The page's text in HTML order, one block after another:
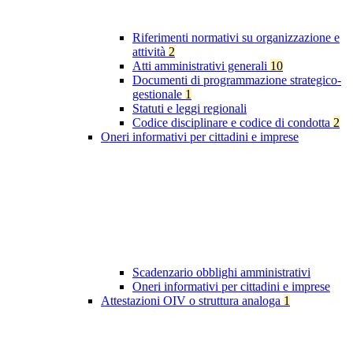
Riferimenti normativi su organizzazione e
attività 2
Atti amministrativi generali 10
Documenti di programmazione strategico-
gestionale 1
Statuti e leggi regionali
Codice disciplinare e codice di condotta 2
Oneri informativi per cittadini e imprese
Scadenzario obblighi amministrativi
Oneri informativi per cittadini e imprese
Attestazioni OIV o struttura analoga 1